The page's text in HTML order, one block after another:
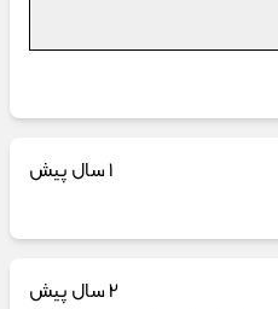
1 سال پیش
2 سال پیش